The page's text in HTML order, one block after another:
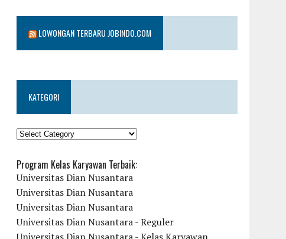
LOWONGAN TERBARU JOBINDO.COM
KATEGORI
KATEGORI
Program Kelas Karyawan Terbaik:
Universitas Dian Nusantara
Universitas Dian Nusantara
Universitas Dian Nusantara
Universitas Dian Nusantara - Reguler